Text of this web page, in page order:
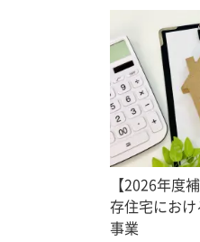
【2026年度
存住宅にお
事業